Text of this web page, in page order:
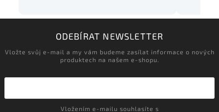
ODEBÍRAT NEWSLETTER
Vložte svůj e-mail a my vám budeme zasílat informace o nových
produktech na našem e-shopu.